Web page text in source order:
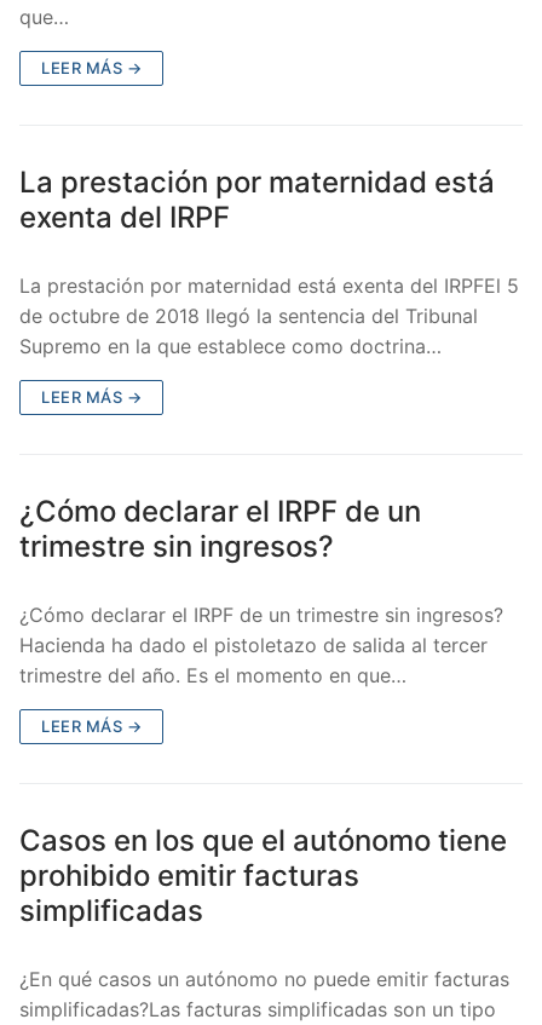
que…
LEER MÁS →
La prestación por maternidad está
exenta del IRPF
La prestación por maternidad está exenta del IRPFEl 5
de octubre de 2018 llegó la sentencia del Tribunal
Supremo en la que establece como doctrina…
LEER MÁS →
¿Cómo declarar el IRPF de un
trimestre sin ingresos?
¿Cómo declarar el IRPF de un trimestre sin ingresos?
Hacienda ha dado el pistoletazo de salida al tercer
trimestre del año. Es el momento en que…
LEER MÁS →
Casos en los que el autónomo tiene
prohibido emitir facturas
simplificadas
¿En qué casos un autónomo no puede emitir facturas
simplificadas?Las facturas simplificadas son un tipo